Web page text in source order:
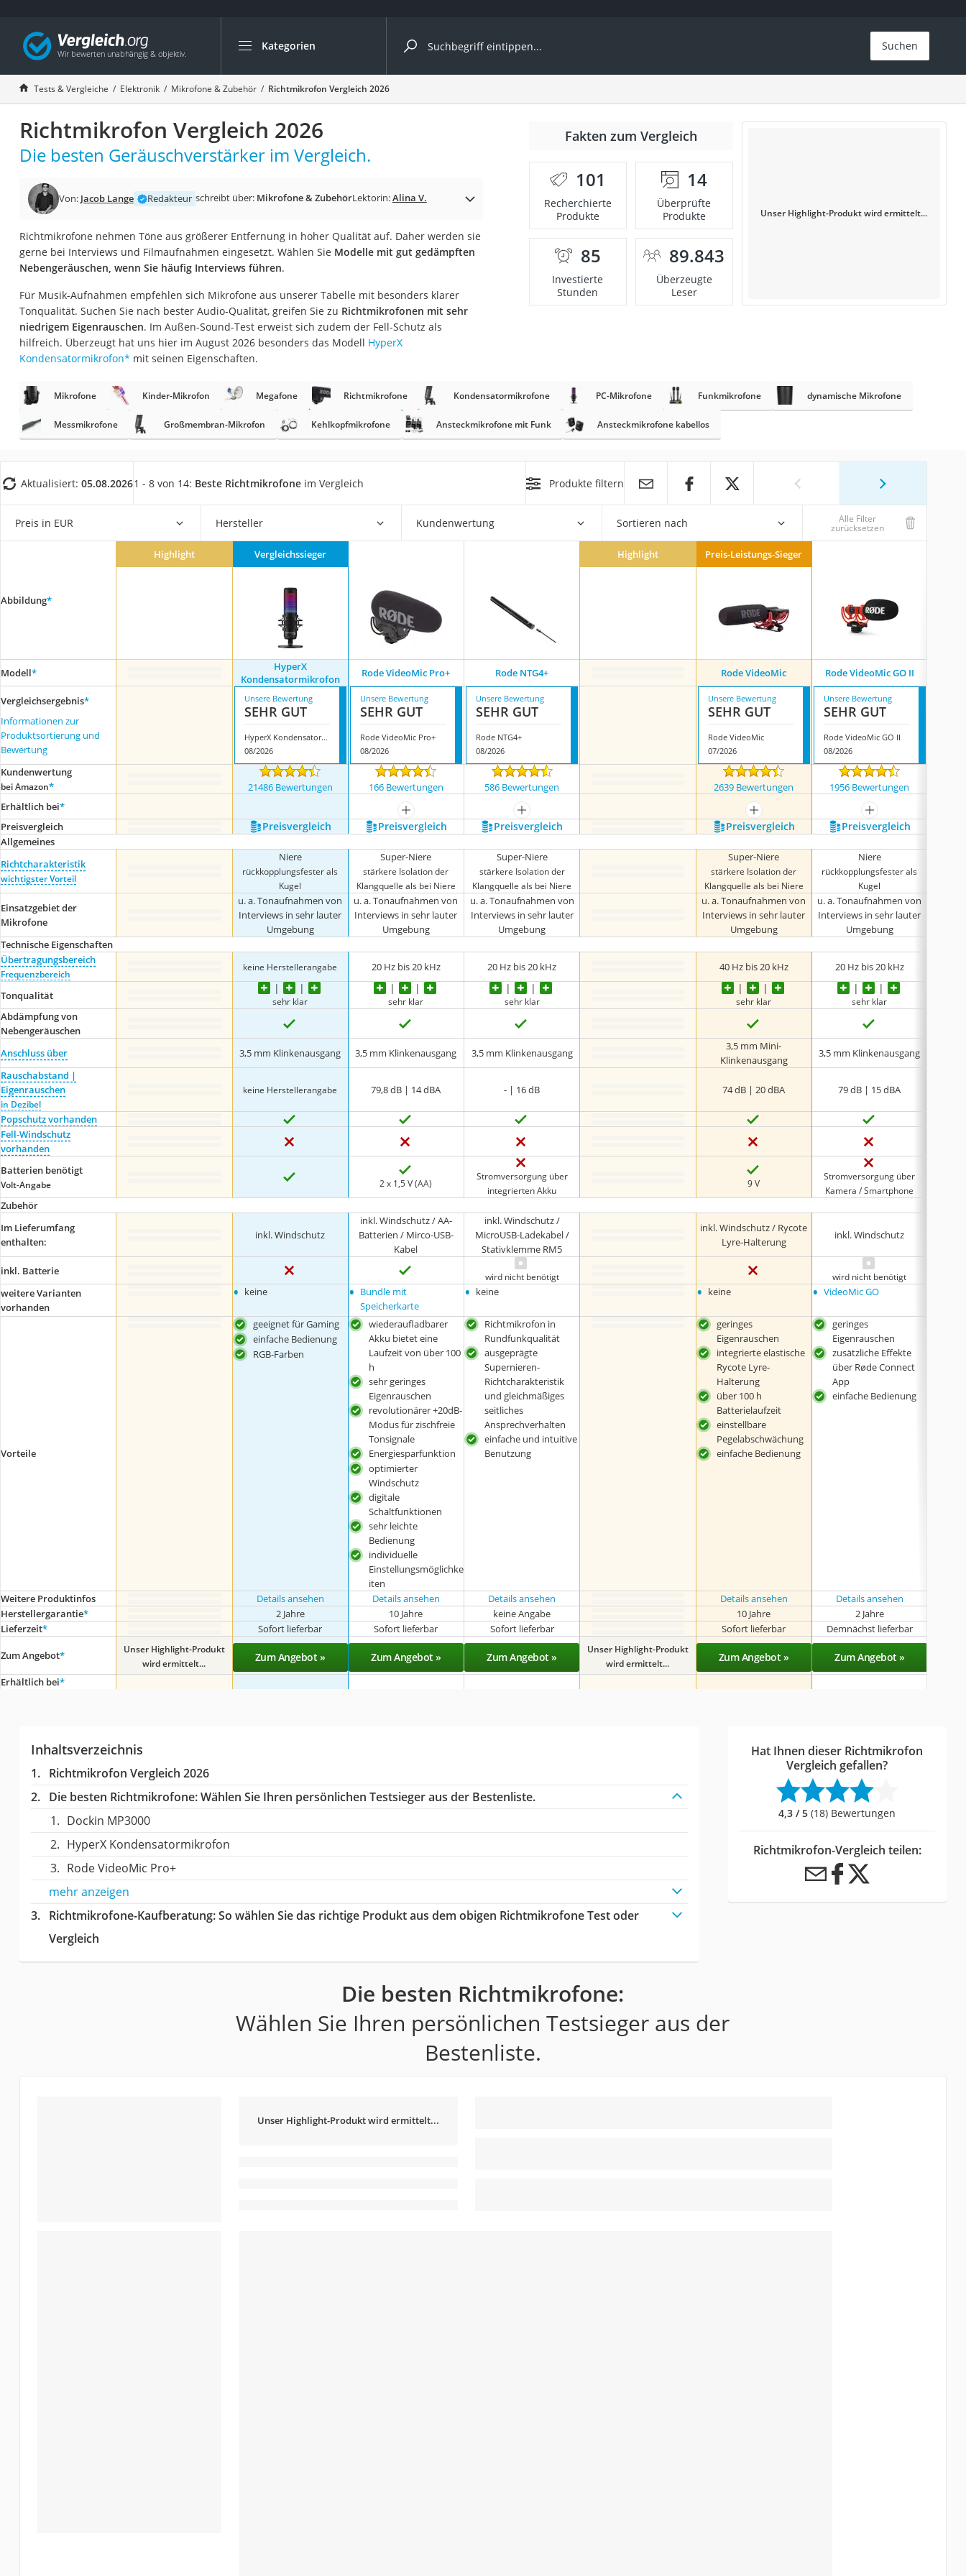
Kategorien
Die beliebtesten Vergleiche nach Kategorie
Elektronik
Powerstation
Monitor 32 Zoll 4K
Fernseher
Desktop-PC
Diascanner
Laser-Multifunktionsdrucker
Powerstation mit Solarpanel
Gaming-PC
Soundbar
Satellitenschüssel
Gaming-Headset
Ladekabel Typ 2 Schuko
Lichtwecker
Acer Aspire
Service
Suchen
Tests & Vergleiche Elektronik Mikrofone & Zubehör Richtmikrofon Vergleich 2026
Richtmikrofon Vergleich 2026
Die besten Geräuschverstärker im Vergleich.
Von: Jacob Lange Redakteur schreibt über: Mikrofone & ZubehörLektorin:Alina V.
Richtmikrofone nehmen Töne aus größerer Entfernung in hoher Qualität auf. Daher werden sie
gerne bei Interviews und Filmaufnahmen eingesetzt. Wählen Sie Modelle mit gut gedämpften
Nebengeräuschen, wenn Sie häufig Interviews führen.
Für Musik-Aufnahmen empfehlen sich Mikrofone aus unserer Tabelle mit besonders klarer
Tonqualität. Suchen Sie nach bester Audio-Qualität, greifen Sie zu Richtmikrofonen mit sehr
niedrigem Eigenrauschen. Im Außen-Sound-Test erweist sich zudem der Fell-Schutz als
hilfreich. Überzeugt hat uns hier im August 2026 besonders das Modell HyperX
Kondensatormikrofon* mit seinen Eigenschaften.
Fakten zum Vergleich
101
Recherchierte
Produkte
14
Überprüfte
Produkte
85
Investierte
Stunden
89.843
Überzeugte
Leser
Unser Highlight-Produkt wird ermittelt...
Mikrofone Kinder-Mikrofon Megafone Richtmikrofone Kondensatormikrofone PC-Mikrofone Funkmikrofone dynamische Mikrofone
Messmikrofone Großmembran-Mikrofon Kehlkopfmikrofone Ansteckmikrofone mit Funk Ansteckmikrofone kabellos
Aktualisiert: 05.08.20261 - 8 von 14: Beste Richtmikrofone im Vergleich Produkte filtern
Preis in EUR Hersteller Kundenwertung Sortieren nach Alle Filter
zurücksetzen
Abbildung*
Highlight Vergleichssieger Highlight Preis-Leistungs-Sieger
Modell*
HyperX
Kondensatormikrofon
Rode VideoMic Pro+ Rode NTG4+ Rode VideoMic Rode VideoMic GO II
Vergleichsergebnis*
Informationen zur
Produktsortierung und
Bewertung
Unsere Bewertung
SEHR GUT
HyperX Kondensatormikrofon
08/2026
Unsere Bewertung
SEHR GUT
Rode VideoMic Pro+
08/2026
Unsere Bewertung
SEHR GUT
Rode NTG4+
08/2026
Unsere Bewertung
SEHR GUT
Rode VideoMic
07/2026
Unsere Bewertung
SEHR GUT
Rode VideoMic GO II
08/2026
Kundenwertung
bei Amazon* 21486 Bewertungen 166 Bewertungen 586 Bewertungen 2639 Bewertungen 1956 Bewertungen
Erhältlich bei*
mehr anzeigen mehr anzeigen mehr anzeigen
mehr anzeigen
Preis­vergleich
Preis­vergleich Preis­vergleich Preis­vergleich Preis­vergleich Preis­vergleich
Allgemeines
Richtcharakteristik
wichtigster Vorteil
Niere
rückkopplungsfester als
Kugel
Super-Niere
stärkere Isolation der
Klangquelle als bei Niere
Super-Niere
stärkere Isolation der
Klangquelle als bei Niere
Super-Niere
stärkere Isolation der
Klangquelle als bei Niere
Niere
rückkopplungsfester als
Kugel
Einsatzgebiet der
Mikrofone
u. a. Tonaufnahmen von
Interviews in sehr lauter
Umgebung
u. a. Tonaufnahmen von
Interviews in sehr lauter
Umgebung
u. a. Tonaufnahmen von
Interviews in sehr lauter
Umgebung
u. a. Tonaufnahmen von
Interviews in sehr lauter
Umgebung
u. a. Tonaufnahmen von
Interviews in sehr lauter
Umgebung
Technische Eigenschaften
Übertragungsbereich
Frequenzbereich
keine Herstellerangabe 20 Hz bis 20 kHz 20 Hz bis 20 kHz 40 Hz bis 20 kHz 20 Hz bis 20 kHz
Tonqualität sehr klar sehr klar sehr klar sehr klar sehr klar
Abdämpfung von
Nebengeräuschen
Anschluss über
3,5 mm Klinkenausgang 3,5 mm Klinkenausgang 3,5 mm Klinkenausgang
3,5 mm Mini-
Klinkenausgang
3,5 mm Klinkenausgang
Rauschabstand |
Eigenrauschen
in Dezibel
keine Herstellerangabe 79,8 dB | 14 dBA - | 16 dB 74 dB | 20 dBA 79 dB | 15 dBA
Popschutz vorhanden
Fell-Windschutz
vorhanden
Batterien benötigt
Volt-Angabe 2 x 1,5 V (AA)
Stromversorgung über
integrierten Akku
9 V
Stromversorgung über
Kamera / Smartphone
Zubehör
Im Lieferumfang
enthalten:
inkl. Windschutz
inkl. Windschutz / AA-
Batterien / Mirco-USB-
Kabel
inkl. Windschutz /
MicroUSB-Ladekabel /
Stativklemme RM5
inkl. Windschutz / Rycote
Lyre-Halterung
inkl. Windschutz
inkl. Batterie wird nicht benötigt wird nicht benötigt
weitere Varianten
vorhanden
• keine • Bundle mit
Speicherkarte
• keine • keine • VideoMic GO
Vorteile
geeignet für Gaming
einfache Bedienung
RGB-Farben
wiederaufladbarer
Akku bietet eine
Laufzeit von über 100
h
sehr geringes
Eigenrauschen
revolutionärer +20dB-
Modus für zischfreie
Tonsignale
Energiesparfunktion
optimierter
Windschutz
digitale
Schaltfunktionen
sehr leichte
Bedienung
individuelle
Einstellungsmöglichke
iten
Richtmikrofon in
Rundfunkqualität
ausgeprägte
Supernieren-
Richtcharakteristik
und gleichmäßiges
seitliches
Ansprechverhalten
einfache und intuitive
Benutzung
geringes
Eigenrauschen
integrierte elastische
Rycote Lyre-
Halterung
über 100 h
Batterielaufzeit
einstellbare
Pegelabschwächung
einfache Bedienung
geringes
Eigenrauschen
zusätzliche Effekte
über Røde Connect
App
einfache Bedienung
Weitere Produktinfos Details ansehen Details ansehen Details ansehen Details ansehen Details ansehen
Herstellergarantie* 2 Jahre 10 Jahre keine Angabe 10 Jahre
2 Jahre
Lieferzeit* Sofort lieferbar Sofort lieferbar Sofort lieferbar Sofort lieferbar Demnächst lieferbar
Zum Angebot*
Unser Highlight-Produkt
wird ermittelt...
Zum Angebot » Zum Angebot » Zum Angebot »
Unser Highlight-Produkt
wird ermittelt...
Zum Angebot » Zum Angebot »
Erhältlich bei*
Inhaltsverzeichnis
Richtmikrofon Vergleich 2026
Die besten Richtmikrofone:Wählen Sie Ihren persönlichen Testsieger aus der Bestenliste.
Dockin MP3000
HyperX Kondensatormikrofon
Rode VideoMic Pro+
mehr anzeigen
Richtmikrofone-Kaufberatung: So wählen Sie das richtige Produkt aus dem obigen Richtmikrofone Test oder
Vergleich
Hat Ihnen dieser Richtmikrofon
Vergleich gefallen?
4,3 / 5 (18) Bewertungen
Richtmikrofon-Vergleich teilen:
Die besten Richtmikrofone:
Wählen Sie Ihren persönlichen Testsieger aus der
Bestenliste.
Unser Highlight-Produkt wird ermittelt...